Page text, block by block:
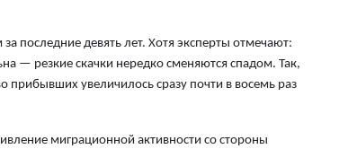
последние девять лет. Хотя эксперты отмечают:
— резкие скачки нередко сменяются спадом. Так,
увеличилось сразу почти в восемь раз
миграционной активности со стороны